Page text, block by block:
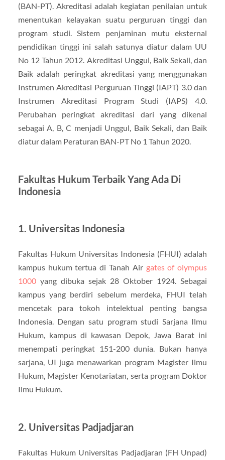
(BAN-PT). Akreditasi adalah kegiatan penilaian untuk
menentukan kelayakan suatu perguruan tinggi dan
program studi. Sistem penjaminan mutu eksternal
pendidikan tinggi ini salah satunya diatur dalam UU
No 12 Tahun 2012. Akreditasi Unggul, Baik Sekali, dan
Baik adalah peringkat akreditasi yang menggunakan
Instrumen Akreditasi Perguruan Tinggi (IAPT) 3.0 dan
Instrumen Akreditasi Program Studi (IAPS) 4.0.
Perubahan peringkat akreditasi dari yang dikenal
sebagai A, B, C menjadi Unggul, Baik Sekali, dan Baik
diatur dalam Peraturan BAN-PT No 1 Tahun 2020.
Fakultas Hukum Terbaik Yang Ada Di
Indonesia
1. Universitas Indonesia
Fakultas Hukum Universitas Indonesia (FHUI) adalah
kampus hukum tertua di Tanah Air gates of olympus
1000yang dibuka sejak 28 Oktober 1924. Sebagai
kampus yang berdiri sebelum merdeka, FHUI telah
mencetak para tokoh intelektual penting bangsa
Indonesia. Dengan satu program studi Sarjana Ilmu
Hukum, kampus di kawasan Depok, Jawa Barat ini
menempati peringkat 151-200 dunia. Bukan hanya
sarjana, UI juga menawarkan program Magister Ilmu
Hukum, Magister Kenotariatan, serta program Doktor
Ilmu Hukum.
2. Universitas Padjadjaran
Fakultas Hukum Universitas Padjadjaran (FH Unpad)